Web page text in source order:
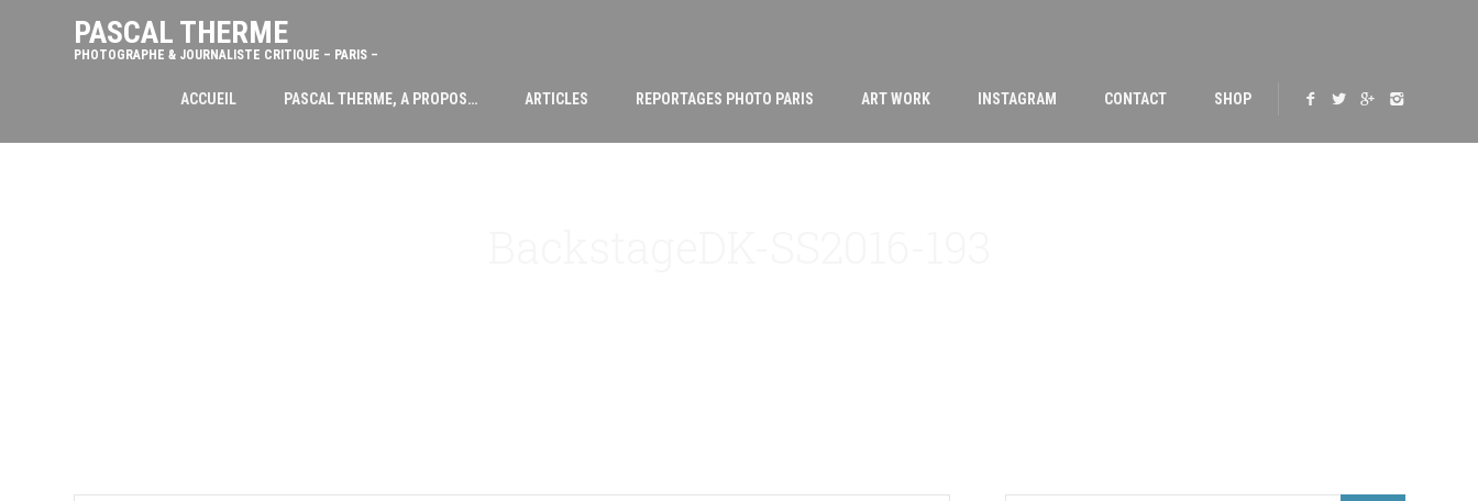
PASCAL THERME
PHOTOGRAPHE & JOURNALISTE CRITIQUE – PARIS –
ACCUEIL PASCAL THERME, A PROPOS… ARTICLES REPORTAGES PHOTO PARIS ART WORK INSTAGRAM CONTACT SHOP